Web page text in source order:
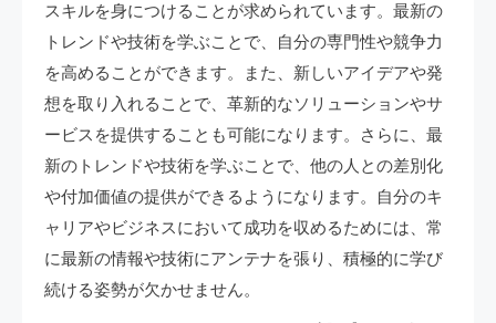
スキルを身につけることが求められています。最新の
トレンドや技術を学ぶことで、自分の専門性や競争力
を高めることができます。また、新しいアイデアや発
想を取り入れることで、革新的なソリューションやサ
ービスを提供することも可能になります。さらに、最
新のトレンドや技術を学ぶことで、他の人との差別化
や付加価値の提供ができるようになります。自分のキ
ャリアやビジネスにおいて成功を収めるためには、常
に最新の情報や技術にアンテナを張り、積極的に学び
続ける姿勢が欠かせません。